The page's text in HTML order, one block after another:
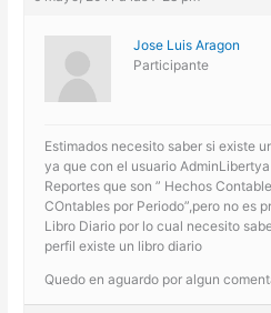
Jose Luis Aragon
Participante
Estimados necesito saber si existe
ya que con el usuario
Reportes que son ” Hechos
COntables por Periodo”,pero no es
Libro Diario por lo cual necesito
perfil existe un libro diario
Quedo en aguardo por algun